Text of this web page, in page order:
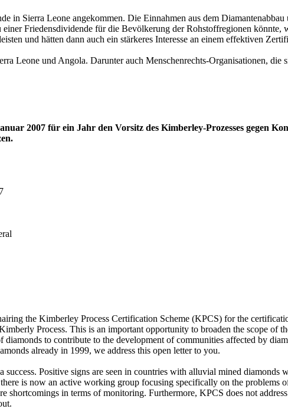
in Sierra Leone angekommen. Die Einnahmen aus dem
Friedensdividende für die Bevölkerung der Rohstoffregionen
und hätten dann auch ein stärkeres Interesse an einem effektiven
Leone und Angola. Darunter auch Menschenrechts-Organisationen,
2007 für ein Jahr den Vorsitz des Kimberley-Prozesses gegen
the Kimberley Process Certification Scheme (KPCS) for the
Process. This is an important opportunity to broaden the scope of
diamonds to contribute to the development of communities affected by
already in 1999, we address this open letter to you.
success. Positive signs are seen in countries with alluvial mined diamonds
is now an active working group focusing specifically on the problems
shortcomings in terms of monitoring. Furthermore, KPCS does not